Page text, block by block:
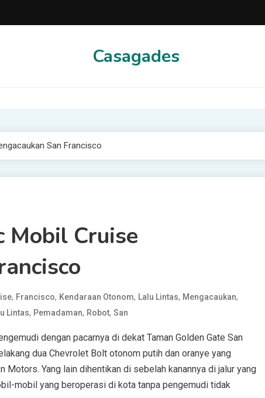
Casagades
San Francisco
Mobil Cruise
, Francisco, Kendaraan Otonom, Lalu Lintas, Mengacaukan,
Lintas, Pemadaman, Robot, San
dengan pacarnya di dekat Taman Golden Gate San
dua Chevrolet Bolt otonom putih dan oranye yang
Motors. Yang lain dihentikan di sebelah kanannya di jalur yang
mobil yang beroperasi di kota tanpa pengemudi tidak